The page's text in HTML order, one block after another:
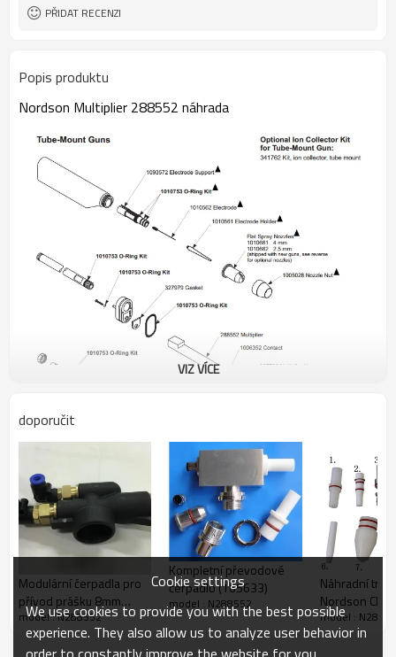
PŘIDAT RECENZI
Popis produktu
Nordson Multiplier 288552 náhrada
VIZ VÍCE
doporučit
Modulární čerpadla pro
přívod prášku 8mm
koronové čerpadlo
344251
model : N288552
Kompletní převodové
čerpadlo (165633)
model : N288552
Náhradní
Nordson
model :
Cookie settings
We use cookies to provide you with the best possible
experience. They also allow us to analyze user behavior in